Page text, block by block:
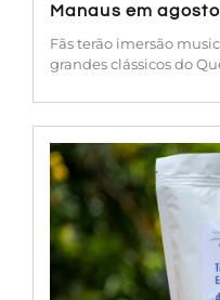
Manaus em agosto
Fãs terão imersão
grandes clássicos do